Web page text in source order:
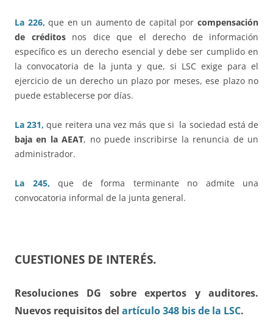
La 226, que en un aumento de capital porcompensación
de créditosnos dice que el derecho de información
específico es un derecho esencial y debe ser cumplido en
la convocatoria de la junta y que, si LSC exige para el
ejercicio de un derecho un plazo por meses, ese plazo no
puede establecerse por días.
La 231, que reitera una vez más que si la sociedad está de
baja en la AEAT, no puede inscribirse la renuncia de un
administrador.
La 245,
que de forma terminante no admite una
convocatoria informal de la junta general.
CUESTIONES DE INTERÉS.
Resoluciones DG sobre expertos y auditores.
Nuevos requisitos del artículo 348 bis de la LSC.